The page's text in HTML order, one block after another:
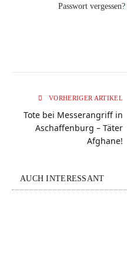
Passwort vergessen?
VORHERIGER ARTIKEL
Tote bei Messerangriff in
Aschaffenburg – Täter
Afghane!
AUCH INTERESSANT